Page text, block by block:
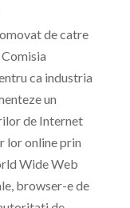
de catre
ca industria
un
de Internet
lor online prin
Wide Web
browser-e de